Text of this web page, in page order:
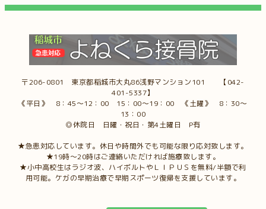
〒206-0801 東京都稲城市大丸86浅野マンション101 【042-
401-5337】
《平日》 8：45～12：00 15：00～19：00 《土曜》 8：30～
13：00
◎休院日 日曜・祝日・第4土曜日 P有
★急患対応しています。休日や時間外でも可能な限り応対致します。
★19時～20時はご連絡いただければ施療致します。
★小中高校生はラジオ波、ハイボルトやＬＩＰＵＳを無料/半額で利
用可能。ケガの早期治療で早期スポーツ復帰を支援しています。